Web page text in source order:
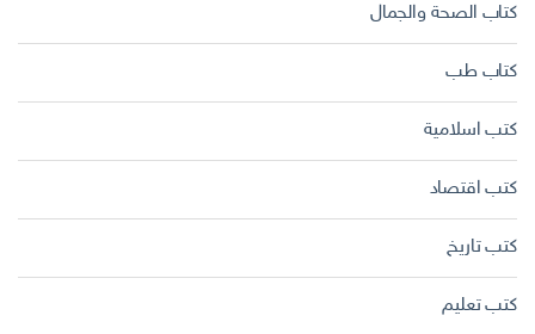
كتاب الصحة والجمال
كتاب طب
كتب اسلامية
كتب اقتصاد
كتب تاريخ
كتب تعليم